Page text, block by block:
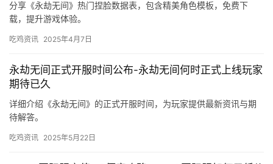
分享《永劫无间》热门捏脸数据表，包含精美角色模板，免费下
载，提升游戏体验。
吃鸡资讯 2025年4月7日
永劫无间正式开服时间公布-永劫无间何时正式上线玩家
期待已久
详细介绍《永劫无间》的正式开服时间，为玩家提供最新资讯与期
待解答。
吃鸡资讯 2025年5月22日